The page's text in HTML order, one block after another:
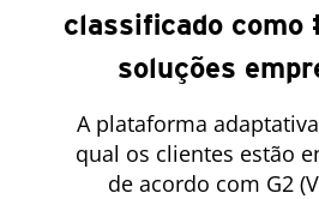
classificado como
soluções
A plataforma
qual os clientes estão
de acordo com G2